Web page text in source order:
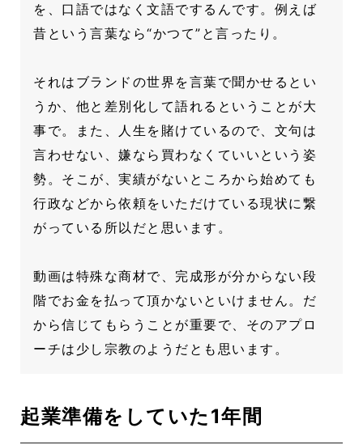
を、口語ではなく文語でするんです。例えば
昔という言葉なら“かつて”と言ったり。
それはブランドの世界を言葉で聞かせるとい
うか、他と差別化して語れるということが大
事で。また、人生を賭けているので、文句は
言わせない、嫌なら買わなくていいという姿
勢。そこが、実績がないところから始めても
行政などから依頼をいただけている現状に繋
がっている所以だと思います。
動画は特殊な商材で、完成形が分からない段
階でお金を払って頂かないといけません。だ
から信じてもらうことが重要で、そのアプロ
ーチは少し宗教のようだとも思います。
起業準備をしていた1年間